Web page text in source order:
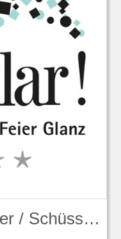
Coupe Teller / Pastateller / Schüssel (handmade), 24,8 cm, Evolve, Duck Egg Blue Stonecast - Churchill